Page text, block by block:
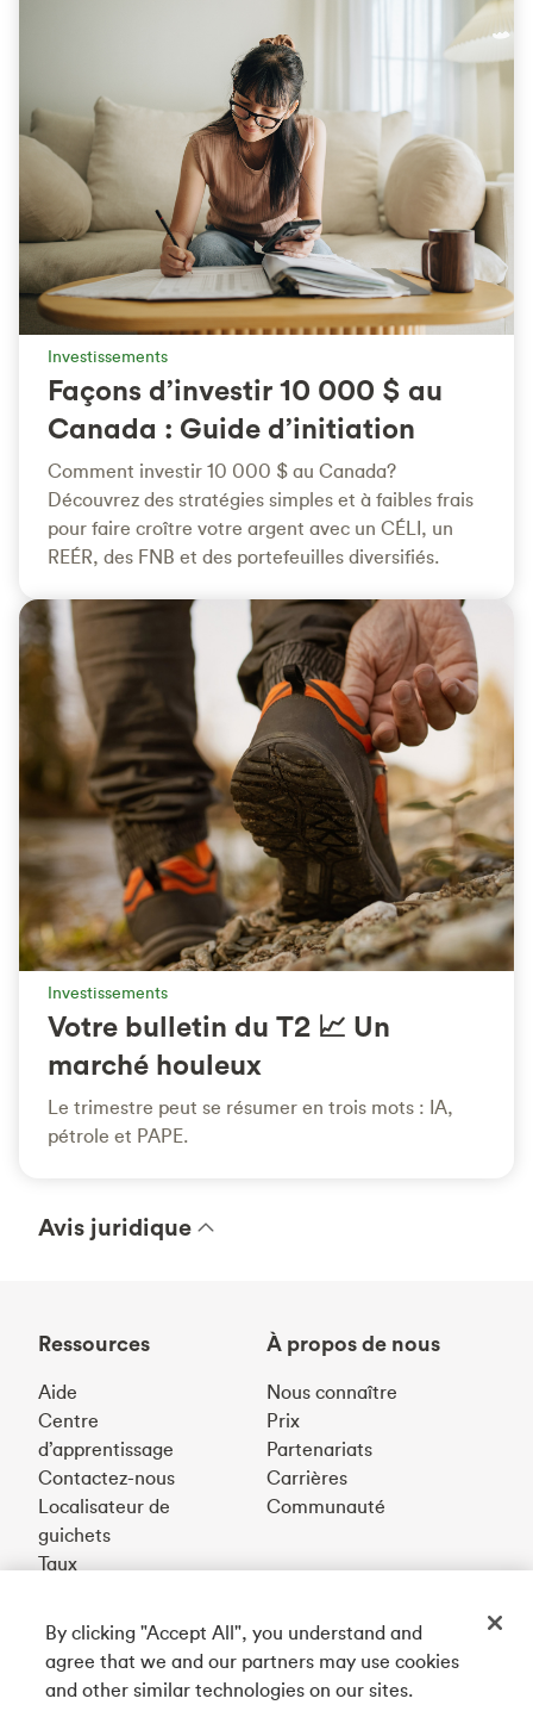
Investissements
Façons d’investir 10 000 $ au
Canada : Guide d’initiation
Comment investir 10 000 $ au Canada?
Découvrez des stratégies simples et à faibles frais
pour faire croître votre argent avec un CÉLI, un
REÉR, des FNB et des portefeuilles diversifiés.
Investissements
Votre bulletin du T2 📈 Un
marché houleux
Le trimestre peut se résumer en trois mots : IA,
pétrole et PAPE.
Avis juridique
Ressources
Aide
Centre
d’apprentissage
Contactez-nous
Localisateur de
guichets
Taux
À propos de nous
Nous connaître
Prix
Partenariats
Carrières
Communauté
Téléchargez notre appli
By clicking "Accept All", you understand and
agree that we and our partners may use cookies
and other similar technologies on our sites.